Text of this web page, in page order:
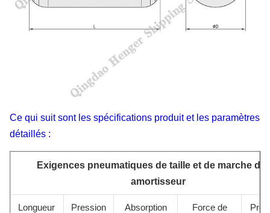
Ce qui suit sont les spécifications produit et les paramètres
détaillés :
Exigences pneumatiques de taille et de marche de
amortisseur
Longueur
Pression
Absorption
Force de